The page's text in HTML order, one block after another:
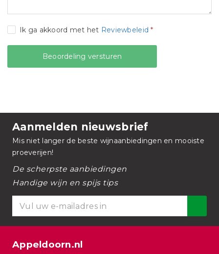
Ik ga akkoord met het Reviewbeleid *
Aanmelden nieuwsbrief
Mis niet langer de beste wijnaanbiedingen en mooiste
proeverijen!
De scherpste aanbiedingen
Handige wijn en spijs tips
Appeldoorn.nl